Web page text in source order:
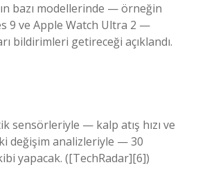
bazı modellerinde — örneğin
9 ve Apple Watch Ultra 2 —
bildirimleri getireceği açıklandı.
sensörleriyle — kalp atış hızı ve
değişim analizleriyle — 30
yapacak. ([TechRadar][6])